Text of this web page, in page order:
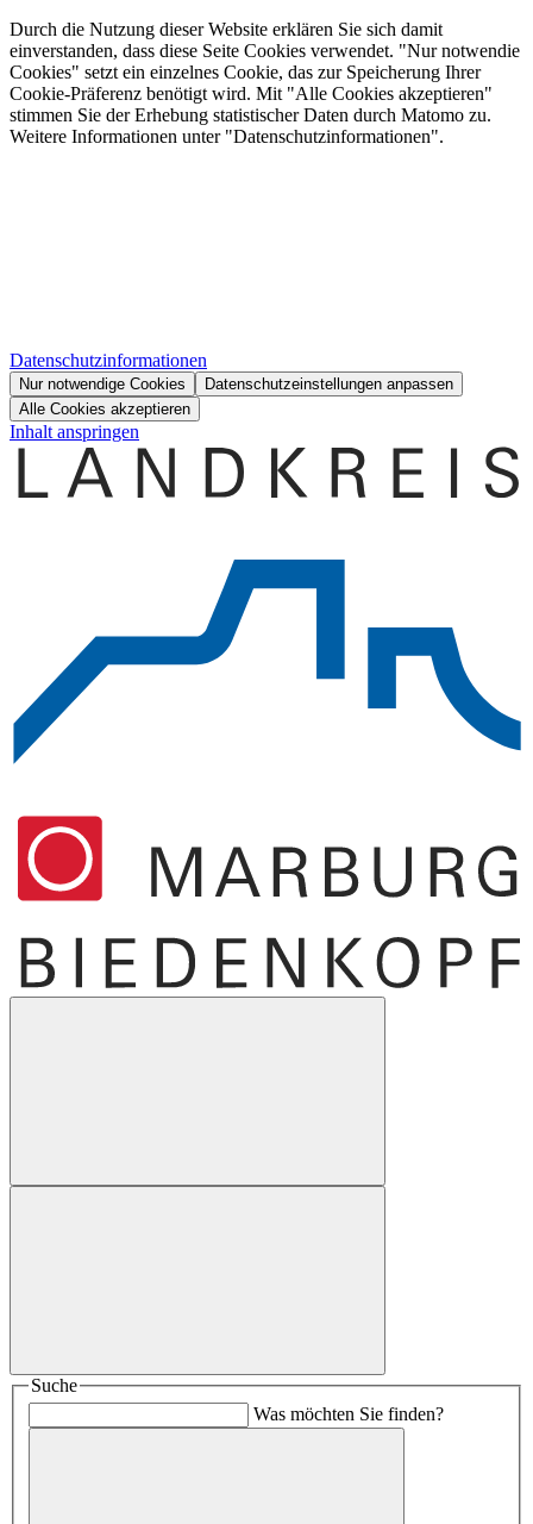
Durch die Nutzung dieser Website erklären Sie sich damit
einverstanden, dass diese Seite Cookies verwendet. "Nur notwendie
Cookies" setzt ein einzelnes Cookie, das zur Speicherung Ihrer
Cookie-Präferenz benötigt wird. Mit "Alle Cookies akzeptieren"
stimmen Sie der Erhebung statistischer Daten durch Matomo zu.
Weitere Informationen unter "Datenschutzinformationen".
Datenschutzinformationen
Nur notwendige Cookies
Datenschutzeinstellungen anpassen
Alle Cookies akzeptieren
Inhalt anspringen
Suche
Was möchten Sie finden?